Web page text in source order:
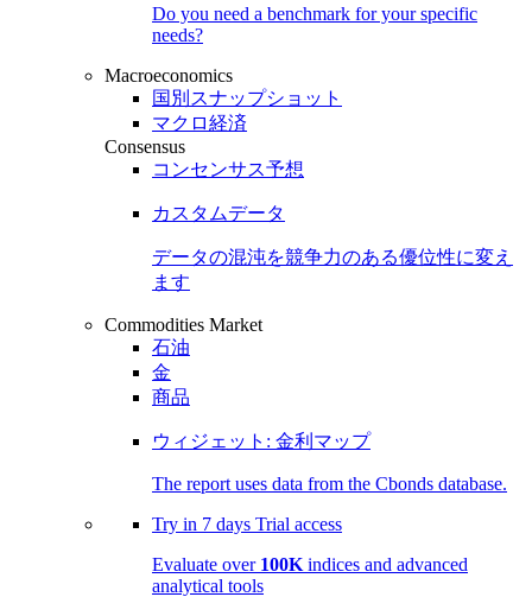
Do you need a benchmark for your specific
needs?
Macroeconomics
国別スナップショット
マクロ経済
Consensus
コンセンサス予想
カスタムデータ
データの混沌を競争力のある優位性に変え
ます
Commodities Market
石油
金
商品
ウィジェット: 金利マップ
The report uses data from the Cbonds database.
Try in 7 days Trial access
Evaluate over 100K indices and advanced
analytical tools